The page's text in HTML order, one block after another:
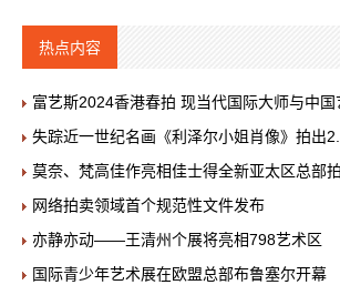
热点内容
富艺斯2024香港春拍 现当代国际大师与中国
失踪近一世纪名画《利泽尔小姐肖像》拍出
莫奈、梵高佳作亮相佳士得全新亚太区总部
网络拍卖领域首个规范性文件发布
亦静亦动——王清州个展将亮相798艺术区
国际青少年艺术展在欧盟总部布鲁塞尔开幕